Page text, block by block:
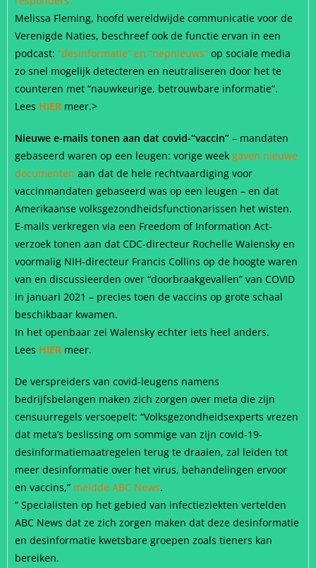
Melissa Fleming, hoofd wereldwijde communicatie voor de
Verenigde Naties, beschreef ook de functie ervan in een
podcast: “desinformatie” en “nepnieuws” op sociale media
zo snel mogelijk detecteren en neutraliseren door het te
counteren met “nauwkeurige, betrouwbare informatie”.
Lees HIER meer.>
Nieuwe e-mails tonen aan dat covid-“vaccin” – mandaten
gebaseerd waren op een leugen: vorige week gaven nieuwe
documenten aan dat de hele rechtvaardiging voor
vaccinmandaten gebaseerd was op een leugen – en dat
Amerikaanse volksgezondheidsfunctionarissen het wisten.
E-mails verkregen via een Freedom of Information Act-
verzoek tonen aan dat CDC-directeur Rochelle Walensky en
voormalig NIH-directeur Francis Collins op de hoogte waren
van en discussieerden over “doorbraakgevallen” van COVID
in januari 2021 – precies toen de vaccins op grote schaal
beschikbaar kwamen.
In het openbaar zei Walensky echter iets heel anders.
Lees HIER meer.
De verspreiders van covid-leugens namens
bedrijfsbelangen maken zich zorgen over meta die zijn
censuurregels versoepelt: “Volksgezondheidsexperts vrezen
dat meta’s beslissing om sommige van zijn covid-19-
desinformatiemaatregelen terug te draaien, zal leiden tot
meer desinformatie over het virus, behandelingen ervoor
en vaccins,” meldde ABC News.
” Specialisten op het gebied van infectieziekten vertelden
ABC News dat ze zich zorgen maken dat deze desinformatie
en desinformatie kwetsbare groepen zoals tieners kan
bereiken.